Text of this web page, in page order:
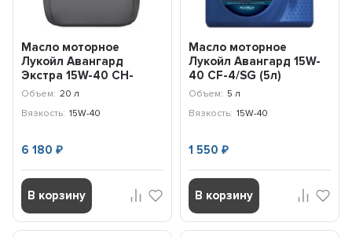
Масло моторное
Лукойл Авангард
Экстра 15W-40 CH-
4/CG-4/SJ (20л)
Объем: 20 л
Вязкость: 15W-40
6 180₽
В корзину
Масло моторное
Лукойл Авангард 15W-
40 CF-4/SG (5л)
3636301
Объем: 5 л
Вязкость: 15W-40
1 550 ₽
В корзину